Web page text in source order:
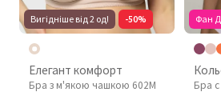
Вигідніше від 2 од! -50%
Елегант комфорт
Бра з м'якою чашкою 602М
Фан
Бра